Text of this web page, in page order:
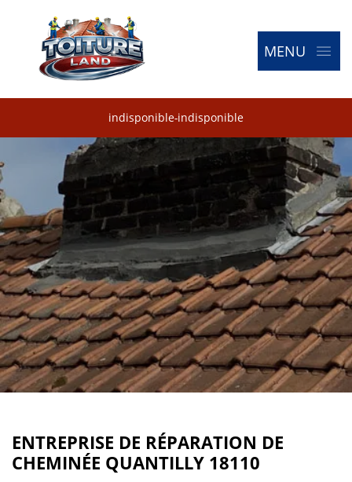
MENU
indisponible-indisponible
ENTREPRISE DE RÉPARATION DE
CHEMINÉE QUANTILLY 18110